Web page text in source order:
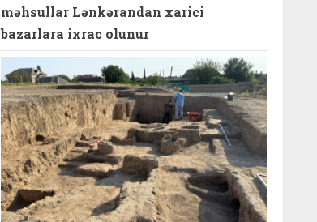
məhsullar Lənkərandan xarici
bazarlara ixrac olunur